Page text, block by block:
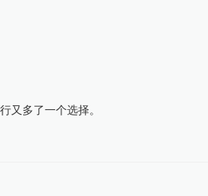
又多了一个选择。